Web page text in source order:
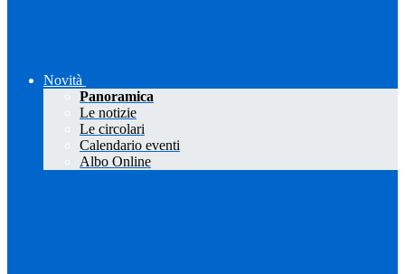
Novità
Panoramica
Le notizie
Le circolari
Calendario eventi
Albo Online